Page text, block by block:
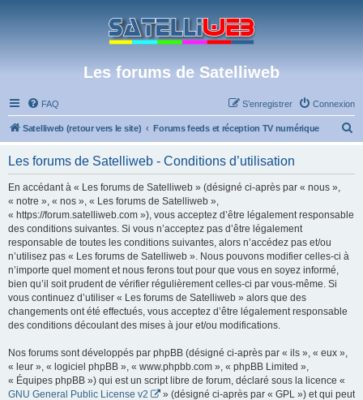
Les forums de Satelliweb
FAQ Connexion
S’enregistrer
Satelliweb (retour vers le site) Forums feeds et réception TV numérique
Les forums de Satelliweb - Conditions d’utilisation
En accédant à « Les forums de Satelliweb » (désigné ci-après par « nous »,
« notre », « nos », « Les forums de Satelliweb »,
« https://forum.satelliweb.com »), vous acceptez d’être légalement responsable
des conditions suivantes. Si vous n’acceptez pas d’être légalement
responsable de toutes les conditions suivantes, alors n’accédez pas et/ou
n’utilisez pas « Les forums de Satelliweb ». Nous pouvons modifier celles-ci à
n’importe quel moment et nous ferons tout pour que vous en soyez informé,
bien qu’il soit prudent de vérifier régulièrement celles-ci par vous-même. Si
vous continuez d’utiliser « Les forums de Satelliweb » alors que des
changements ont été effectués, vous acceptez d’être légalement responsable
des conditions découlant des mises à jour et/ou modifications.
Nos forums sont développés par phpBB (désigné ci-après par « ils », « eux »,
« leur », « logiciel phpBB », « www.phpbb.com », « phpBB Limited »,
« Équipes phpBB ») qui est un script libre de forum, déclaré sous la licence «
GNU General Public License v2
» (désigné ci-après par « GPL ») et qui peut